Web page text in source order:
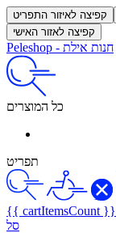
קפיצה לאיזור התפריט
קפיצה לאזור האישי
Peleshop - חנות אילת
כל המוצרים
תפריט
{{ cartItemsCount }}
סל